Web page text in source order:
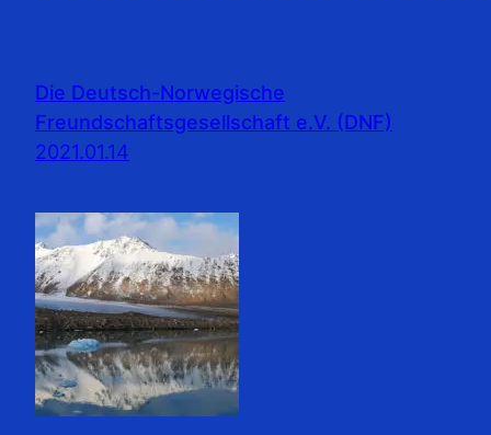
Die Deutsch-Norwegische
Freundschaftsgesellschaft e.V. (DNF)
2021.01.14